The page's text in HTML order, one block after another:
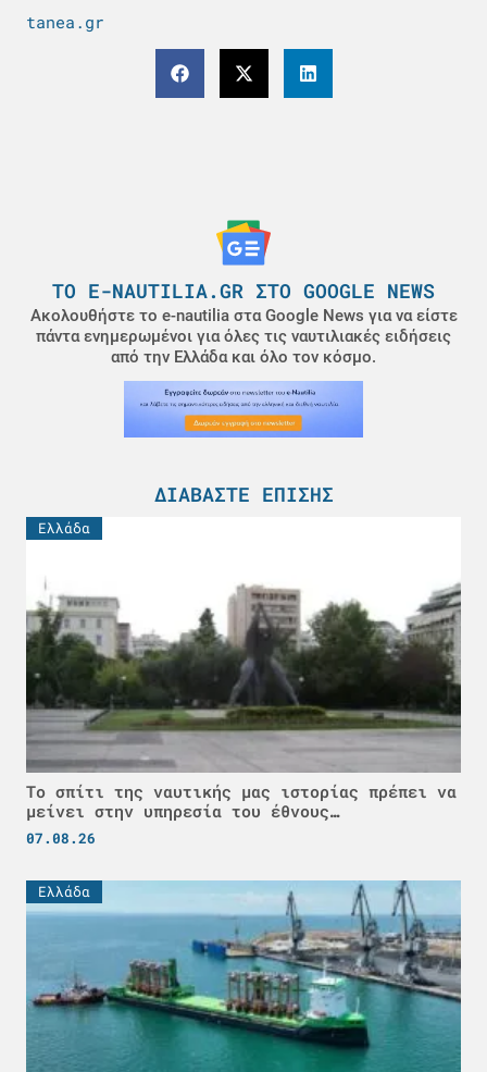
tanea.gr
ΤΟ E-NAUTILIA.GR ΣΤΟ GOOGLE NEWS
Ακολουθήστε το e-nautilia στα Google News για να είστε
πάντα ενημερωμένοι για όλες τις ναυτιλιακές ειδήσεις
από την Ελλάδα και όλο τον κόσμο.
ΔΙΑΒΆΣΤΕ ΕΠΊΣΗΣ
Ελλάδα
Το σπίτι της ναυτικής μας ιστορίας πρέπει να
μείνει στην υπηρεσία του έθνους…
07.08.26
Ελλάδα